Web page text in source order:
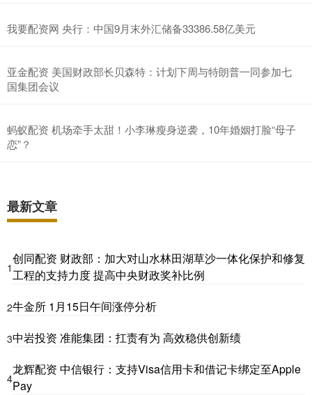
我要配资网 央行：中国9月末外汇储备33386.58亿美元
亚金配资 美国财政部长贝森特：计划下周与特朗普一同参加七
国集团会议
蚂蚁配资 机场牵手太甜！小李琳瘦身逆袭，10年婚姻打脸“母子
恋”？
最新文章
1
创同配资 财政部：加大对山水林田湖草沙一体化保护和修复
工程的支持力度 提高中央财政奖补比例
2牛金所 1月15日午间涨停分析
3中岩投资 准能集团：扛责有为 高效稳供创新绩
4
龙辉配资 中信银行：支持Visa信用卡和借记卡绑定至Apple
Pay